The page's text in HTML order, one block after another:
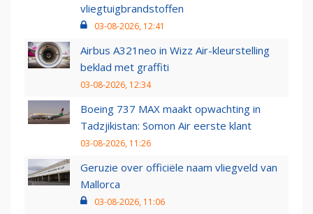
vliegtuigbrandstoffen
03-08-2026, 12:41
Airbus A321neo in Wizz Air-kleurstelling
beklad met graffiti
03-08-2026, 12:34
Boeing 737 MAX maakt opwachting in
Tadzjikistan: Somon Air eerste klant
03-08-2026, 11:26
Geruzie over officiële naam vliegveld van
Mallorca
03-08-2026, 11:06